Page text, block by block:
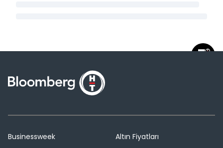
Businessweek
Altın Fiyatları